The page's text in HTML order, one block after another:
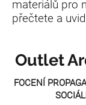
materiálů pro
přečtete a
Outlet
FOCENÍ